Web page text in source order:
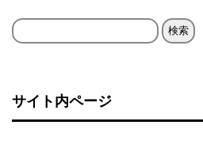
検
サイト内ページ